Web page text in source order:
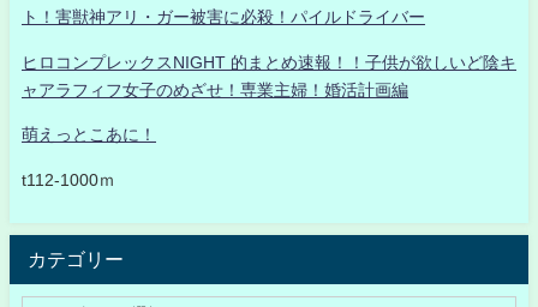
ト！害獣神アリ・ガー被害に必殺！パイルドライバー
ヒロコンプレックスNIGHT 的まとめ速報！！子供が欲しいど陰キ
ャアラフィフ女子のめざせ！専業主婦！婚活計画編
萌えっとこあに！
t112-1000ｍ
カテゴリー